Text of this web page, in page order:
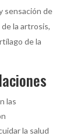
sensación de
la artrosis,
de la
las
la salud